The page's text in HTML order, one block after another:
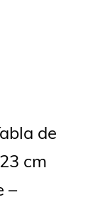
de
cm
–